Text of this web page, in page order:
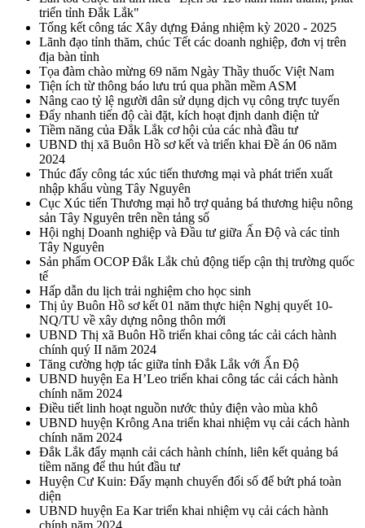
triển tỉnh Đắk Lắk"
Tổng kết công tác Xây dựng Đảng nhiệm kỳ 2020 - 2025
Lãnh đạo tỉnh thăm, chúc Tết các doanh nghiệp, đơn vị trên
địa bàn tỉnh
Tọa đàm chào mừng 69 năm Ngày Thầy thuốc Việt Nam
Tiện ích từ thông báo lưu trú qua phần mềm ASM
Nâng cao tỷ lệ người dân sử dụng dịch vụ công trực tuyến
Đẩy nhanh tiến độ cài đặt, kích hoạt định danh điện tử
Tiềm năng của Đắk Lắk cơ hội của các nhà đầu tư
UBND thị xã Buôn Hồ sơ kết và triển khai Đề án 06 năm
2024
Thúc đẩy công tác xúc tiến thương mại và phát triển xuất
nhập khẩu vùng Tây Nguyên
Cục Xúc tiến Thương mại hỗ trợ quảng bá thương hiệu nông
sản Tây Nguyên trên nền tảng số
Hội nghị Doanh nghiệp và Đầu tư giữa Ấn Độ và các tỉnh
Tây Nguyên
Sản phẩm OCOP Đắk Lắk chủ động tiếp cận thị trường quốc
tế
Hấp dẫn du lịch trải nghiệm cho học sinh
Thị ủy Buôn Hồ sơ kết 01 năm thực hiện Nghị quyết 10-
NQ/TU về xây dựng nông thôn mới
UBND Thị xã Buôn Hồ triển khai công tác cải cách hành
chính quý II năm 2024
Tăng cường hợp tác giữa tỉnh Đắk Lắk với Ấn Độ
UBND huyện Ea H’Leo triển khai công tác cải cách hành
chính năm 2024
Điều tiết linh hoạt nguồn nước thủy điện vào mùa khô
UBND huyện Krông Ana triển khai nhiệm vụ cải cách hành
chính năm 2024
Đắk Lắk đẩy mạnh cải cách hành chính, liên kết quảng bá
tiềm năng để thu hút đầu tư
Huyện Cư Kuin: Đẩy mạnh chuyển đổi số để bứt phá toàn
diện
UBND huyện Ea Kar triển khai nhiệm vụ cải cách hành